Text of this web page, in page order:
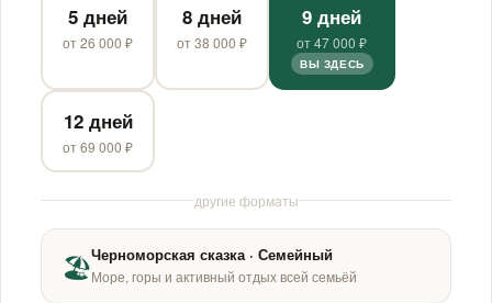
5 дней
от 26 000 ₽
8 дней
от 38 000 ₽
9 дней
от 47 000 ₽
ВЫ ЗДЕСЬ
12 дней
от 69 000 ₽
другие форматы
🏖Черноморская сказка · Семейный
Море, горы и активный отдых всей семьёй